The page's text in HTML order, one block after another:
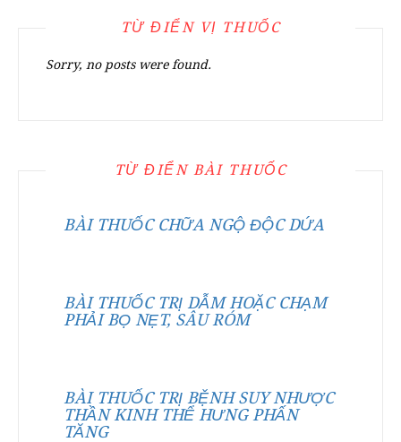
TỪ ĐIỂN VỊ THUỐC
Sorry, no posts were found.
TỪ ĐIỂN BÀI THUỐC
BÀI THUỐC CHỮA NGỘ ĐỘC DỨA
BÀI THUỐC TRỊ DẪM HOẶC CHẠM
PHẢI BỌ NẸT, SÂU RÓM
BÀI THUỐC TRỊ BỆNH SUY NHƯỢC
THẦN KINH THỂ HƯNG PHẤN
TĂNG